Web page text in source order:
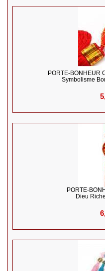
PORTE-BONHEUR
Symbolisme
PORTE-
Dieu